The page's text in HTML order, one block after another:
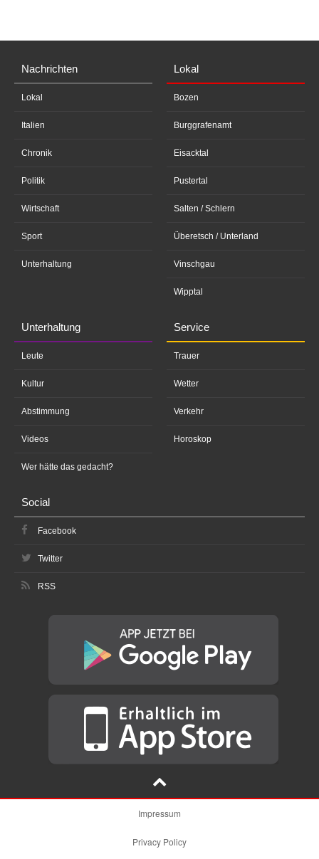
Nachrichten
Lokal
Italien
Chronik
Politik
Wirtschaft
Sport
Unterhaltung
Lokal
Bozen
Burggrafenamt
Eisacktal
Pustertal
Salten / Schlern
Überetsch / Unterland
Vinschgau
Wipptal
Unterhaltung
Leute
Kultur
Abstimmung
Videos
Wer hätte das gedacht?
Service
Trauer
Wetter
Verkehr
Horoskop
Social
Facebook
Twitter
RSS
Impressum
Privacy Policy